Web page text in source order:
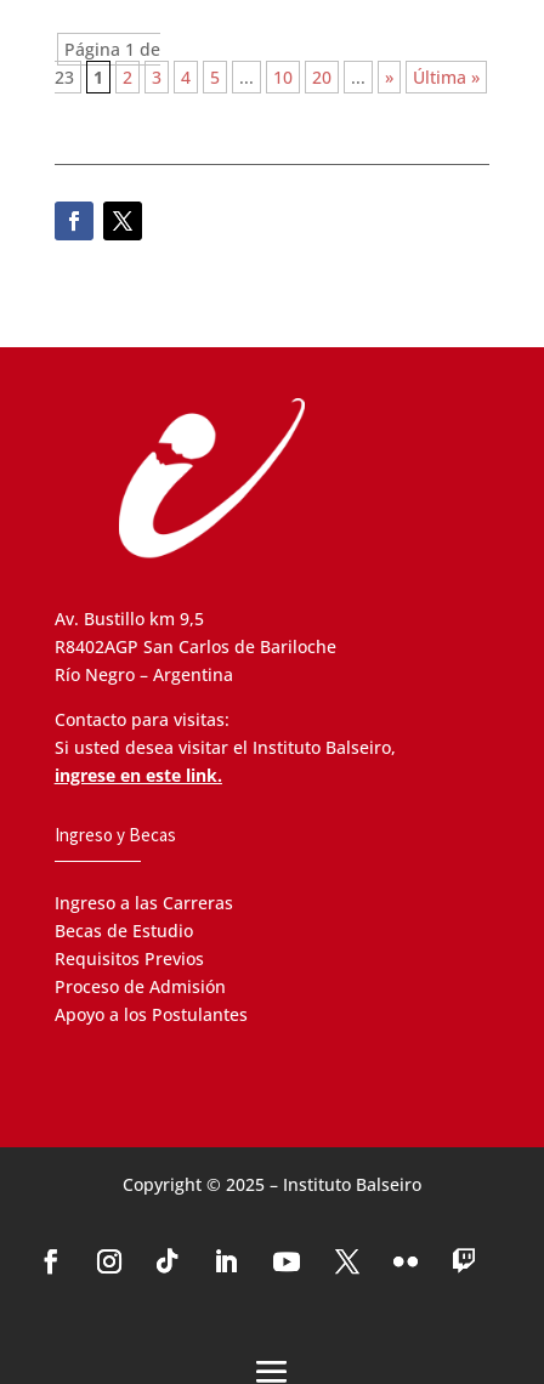
Página 1 de
23
1 2 3 4 5 ... 10 20 ... » Última »
Av. Bustillo km 9,5
R8402AGP San Carlos de Bariloche
Río Negro – Argentina
Contacto para visitas:
Si usted desea visitar el Instituto Balseiro,
ingrese en este link.
Ingreso y Becas
Ingreso a las Carreras
Becas de Estudio
Requisitos Previos
Proceso de Admisión
Apoyo a los Postulantes
Copyright © 2025 – Instituto Balseiro